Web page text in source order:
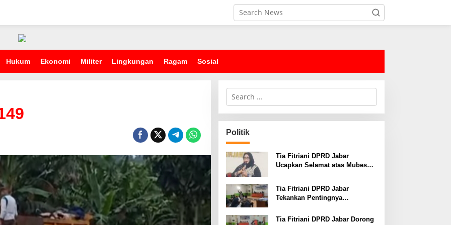
Hukum Ekonomi Militer Lingkungan Ragam Sosial
S
r
c
h
f
o
:
Politik
Tia Fitriani DPRD Jabar
Ucapkan Selamat atas Mubes
Jabar
Tia Fitriani DPRD Jabar
Tekankan Pentingnya
Perkuat Kader NasDem di
Tia Fitriani DPRD Jabar Dorong